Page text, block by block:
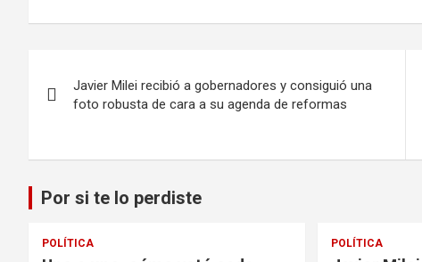
de
Javier Milei recibió a gobernadores y consiguió una
foto robusta de cara a su agenda de reformas
Por si te lo perdiste
POLÍTICA POLÍTICA